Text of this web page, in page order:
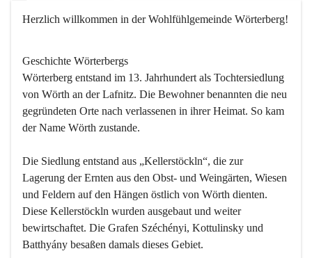
Herzlich willkommen in der Wohlfühlgemeinde Wörterberg!
Geschichte Wörterbergs
Wörterberg entstand im 13. Jahrhundert als Tochtersiedlung
von Wörth an der Lafnitz. Die Bewohner benannten die neu
gegründeten Orte nach verlassenen in ihrer Heimat. So kam
der Name Wörth zustande.
Die Siedlung entstand aus „Kellerstöckln“, die zur
Lagerung der Ernten aus den Obst- und Weingärten, Wiesen
und Feldern auf den Hängen östlich von Wörth dienten.
Diese Kellerstöckln wurden ausgebaut und weiter
bewirtschaftet. Die Grafen Széchényi, Kottulinsky und
Batthyány besaßen damals dieses Gebiet.